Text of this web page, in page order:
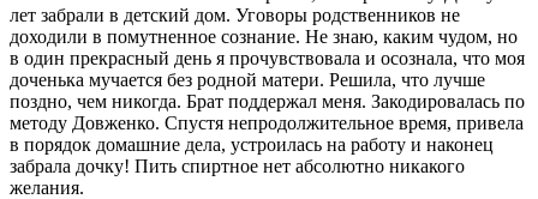
лет забрали в детский дом. Уговоры родственников не
доходили в помутненное сознание. Не знаю, каким чудом, но
в один прекрасный день я прочувствовала и осознала, что моя
доченька мучается без родной матери. Решила, что лучше
поздно, чем никогда. Брат поддержал меня. Закодировалась по
методу Довженко. Спустя непродолжительное время, привела
в порядок домашние дела, устроилась на работу и наконец
забрала дочку! Пить спиртное нет абсолютно никакого
желания.